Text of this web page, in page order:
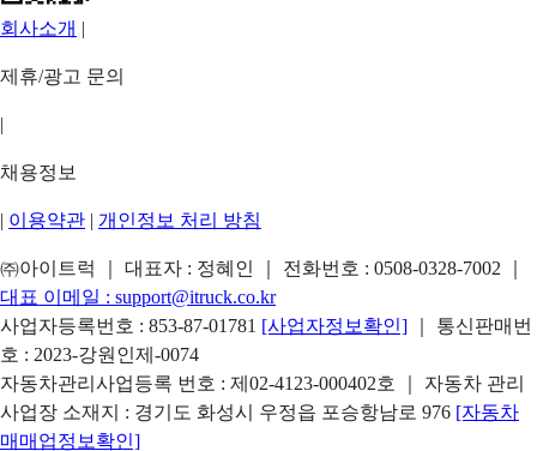
회사소개 |
제휴/광고 문의
|
채용정보
| 이용약관 | 개인정보 처리 방침
㈜아이트럭 ｜ 대표자 : 정혜인 ｜ 전화번호 : 0508-0328-7002
대표 이메일 : support@itruck.co.kr
사업자등록번호 : 853-87-01781 [사업자정보확인]
｜ 통신판매번
호 : 2023-강원인제-0074
자동차관리사업등록 번호 : 제02-4123-000402호 ｜ 자동차 관리
사업장 소재지 : 경기도 화성시 우정읍 포승항남로 976 [자동차
매매업정보확인]